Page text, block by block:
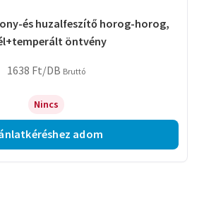
és huzalfeszítő horog-horog,
öntvény
1638 Ft/DB Bruttó
Nincs
adom